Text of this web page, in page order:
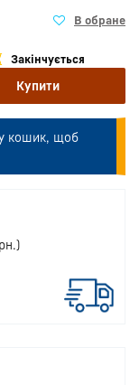
Закінчується
Купити
кошик, щоб